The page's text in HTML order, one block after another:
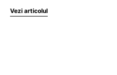
Vezi articolul